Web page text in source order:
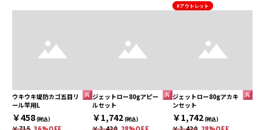
#アウトレット
ウキウキ堤防カゴ五目リ
ール竿用L
￥458(税込)
ジェットロー80gアピー
ルセット
￥1,742(税込)
ジェットロー80gアカキ
ンセット
￥1,742(税込)